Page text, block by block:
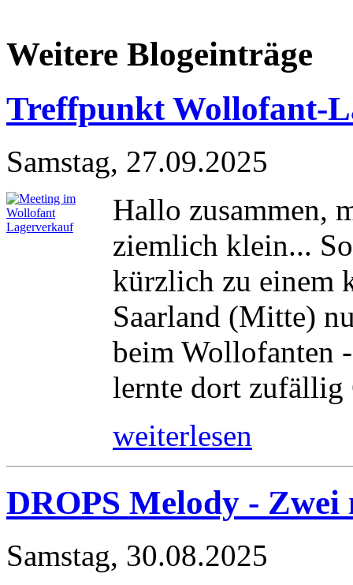
Weitere Blogeinträge
Treffpunkt Wollofant-
Samstag, 27.09.2025
Hallo zusammen,
ziemlich klein...
kürzlich zu einem
Saarland (Mitte)
beim Wollofanten
lernte dort zufällig
weiterlesen
DROPS Melody - Zwei
Samstag, 30.08.2025